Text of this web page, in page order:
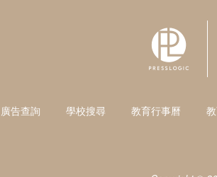
廣告查詢 學校搜尋 教育行事曆